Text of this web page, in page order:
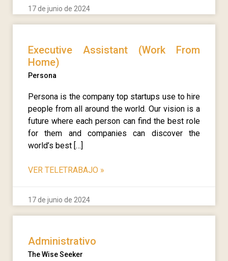
17 de junio de 2024
Executive Assistant (Work From
Home)
Persona
Persona is the company top startups use to hire
people from all around the world. Our vision is a
future where each person can find the best role
for them and companies can discover the
world’s best […]
VER TELETRABAJO »
17 de junio de 2024
Administrativo
The Wise Seeker